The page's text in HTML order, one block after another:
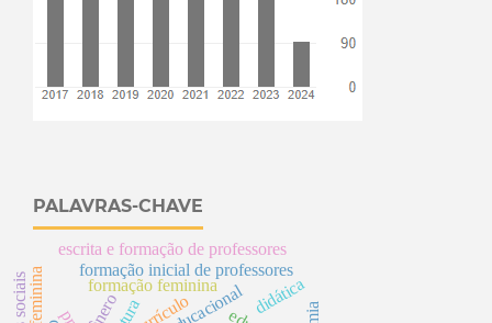
PALAVRAS-CHAVE
formação inicial de professores
escrita e formação de professores
formação feminina
s didática